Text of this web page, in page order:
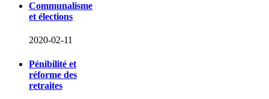
Communalisme
et élections
2020-02-11
Pénibilité et
réforme des
retraites